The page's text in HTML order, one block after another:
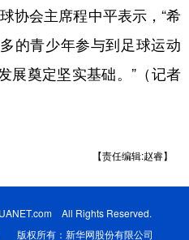
协会主席程中平表示，“希
的青少年参与到足球运动
展奠定坚实基础。”（记者
【责任编辑:赵睿】
All Rights Reserved.
版权所有：新华网股份有限公司